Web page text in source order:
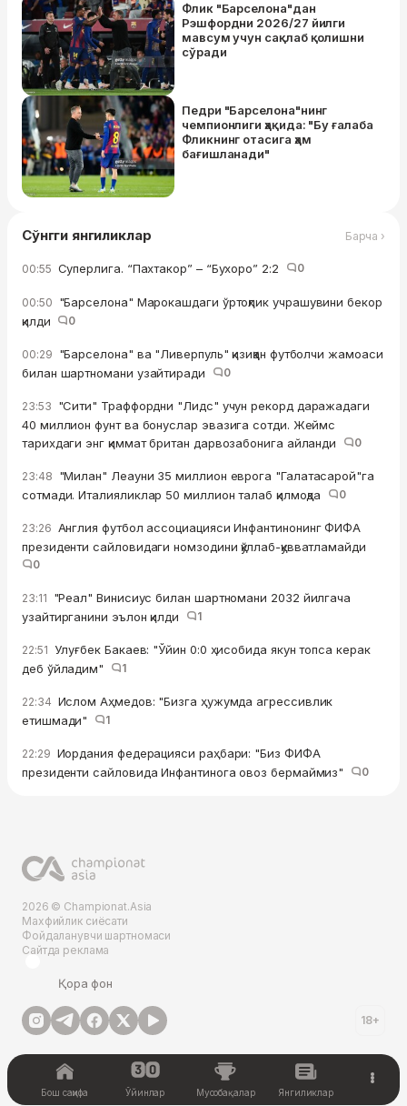
Флик "Барселона"дан
Рэшфордни 2026/27 йилги
мавсум учун сақлаб қолишни
сўради
Педри "Барселона"нинг
чемпионлиги ҳақида: "Бу ғалаба
Фликнинг отасига ҳам
бағишланади"
Сўнгги янгиликлар Барча ›
00:55 Суперлига. “Пахтакор” – “Бухоро” 2:2 0
00:50 "Барселона" Марокашдаги ўртоқлик учрашувини бекор
қилди
0
00:29 "Барселона" ва "Ливерпуль" қизиққан футболчи жамоаси
билан шартномани узайтиради
0
23:53 "Сити" Траффордни "Лидс" учун рекорд даражадаги
40 миллион фунт ва бонуслар эвазига сотди. Жеймс
тарихдаги энг қиммат британ дарвозабонига айланди
0
23:48 "Милан" Леауни 35 миллион еврога "Галатасарой"га
сотмади. Италияликлар 50 миллион талаб қилмоқда
0
23:26 Англия футбол ассоциацияси Инфантинонинг ФИФА
президенти сайловидаги номзодини қўллаб-қувватламайди
0
23:11 "Реал" Винисиус билан шартномани 2032 йилгача
узайтирганини эълон қилди
1
22:51 Улуғбек Бакаев: "Ўйин 0:0 ҳисобида якун топса керак
деб ўйладим"
1
22:34 Ислом Аҳмедов: "Бизга ҳужумда агрессивлик
етишмади"
1
22:29 Иордания федерацияси раҳбари: "Биз ФИФА
президенти сайловида Инфантинога овоз бермаймиз"
0
2026 © Championat.Asia
Махфийлик сиёсати
Фойдаланувчи шартномаси
Сайтда реклама
Қора фон
18+
Бош саҳифа Ўйинлар Мусобақалар Янгиликлар